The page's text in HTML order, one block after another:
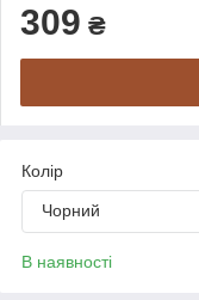
309 ₴
Колір
Чорний
В наявності